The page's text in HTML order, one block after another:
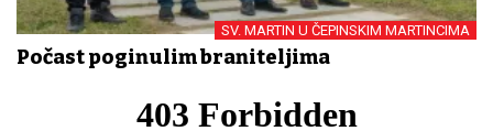
SV. MARTIN U ČEPINSKIM MARTINCIMA
Počast poginulim braniteljima